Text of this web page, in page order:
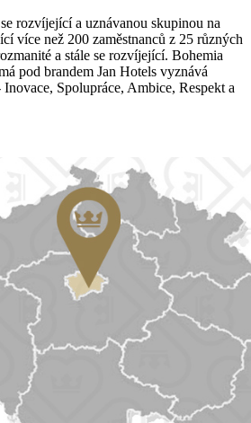
rozvíjející a uznávanou skupinou na
více než 200 zaměstnanců z 25 různých
a stále se rozvíjející. Bohemia
pod brandem Jan Hotels vyznává
Spolupráce, Ambice, Respekt a